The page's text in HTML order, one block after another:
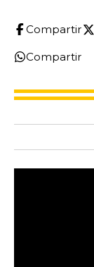
Compartir
Compartir